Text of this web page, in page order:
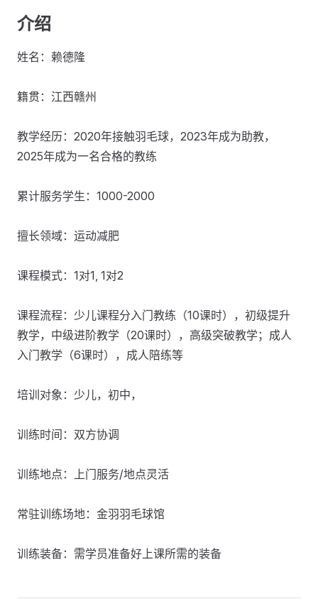
介绍
姓名：赖德隆
籍贯：江西赣州
教学经历：2020年接触羽毛球，2023年成为助教，
2025年成为一名合格的教练
累计服务学生：1000-2000
擅长领域：运动减肥
课程模式：1对1, 1对2
课程流程：少儿课程分入门教练（10课时），初级提升
教学，中级进阶教学（20课时），高级突破教学；成人
入门教学（6课时），成人陪练等
培训对象：少儿，初中，
训练时间：双方协调
训练地点：上门服务/地点灵活
常驻训练场地：金羽羽毛球馆
训练装备：需学员准备好上课所需的装备